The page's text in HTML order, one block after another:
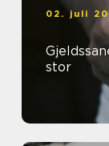
02. juli
Gjeldssanering når
stor